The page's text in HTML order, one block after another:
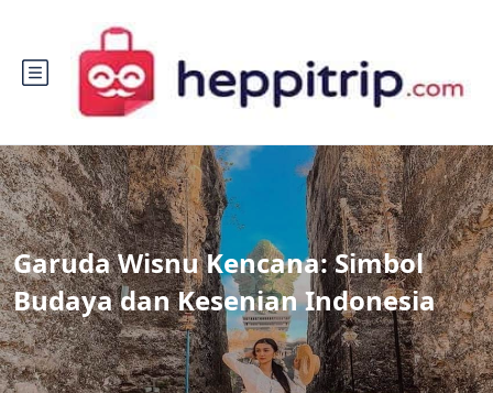
Garuda Wisnu Kencana: Simbol
Budaya dan Kesenian Indonesia